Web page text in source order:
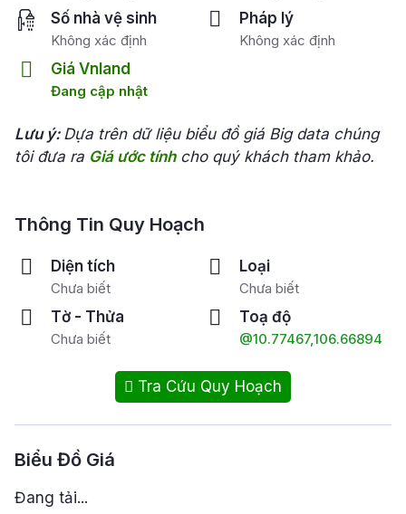
Số nhà vệ sinh
Không xác định
Pháp lý
Không xác định
Giá Vnland
Đang cập nhật
Lưu ý: Dựa trên dữ liệu biểu đồ giá Big data chúng
tôi đưa ra Giá ước tínhcho quý khách tham khảo.
Thông Tin Quy Hoạch
Diện tích
Chưa biết
Loại
Chưa biết
Tờ - Thửa
Chưa biết
Toạ độ
@10.77467,106.66894
Tra Cứu Quy Hoạch
Biểu Đồ Giá
Đang tải...